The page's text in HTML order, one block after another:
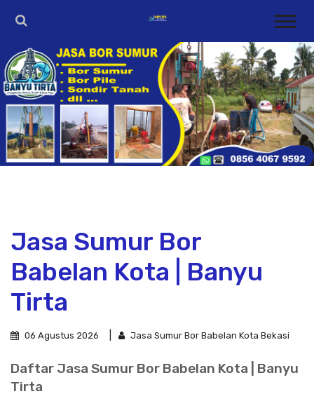
Jasa Sumur Bor
Babelan Kota | Banyu
Tirta
06 Agustus 2026 Jasa Sumur Bor Babelan Kota Bekasi
Daftar Jasa Sumur Bor Babelan Kota | Banyu
Tirta